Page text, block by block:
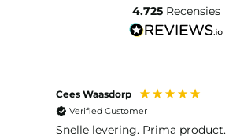
4.725 Recensies
Cees Waasdorp
Verified Customer
Snelle levering. Prima product.